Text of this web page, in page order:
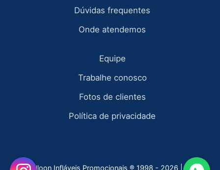
Dúvidas frequentes
Onde atendemos
Equipe
Trabalhe conosco
Fotos de clientes
Política de privacidade
Fly Balloon Infláveis Promocionais ® 1998 - 2026 | todos